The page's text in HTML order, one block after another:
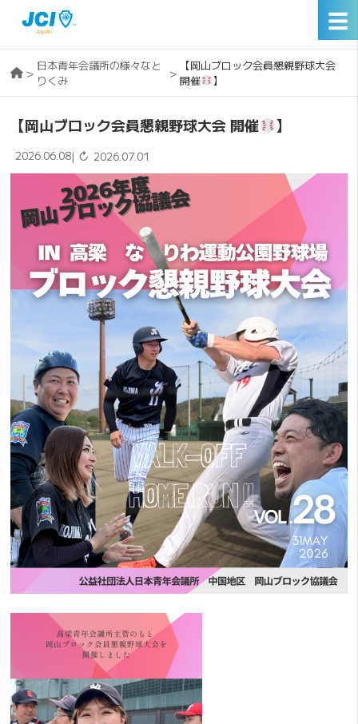
☰
> 日本青年会議所の様々なと
りくみ
>
【岡山ブロック会員懇親野球大会
開催
】
【岡山ブロック会員懇親野球大会 開催 】
2026.06.08| ↻ 2026.07.01